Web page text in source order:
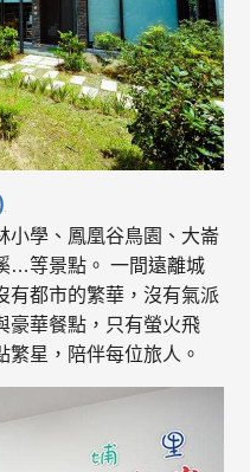
小學、鳳凰谷鳥園、大崙
…等景點。 一間遠離城
有都市的繁華，沒有氣派
豪華餐點，只有螢火飛
星，陪伴每位旅人。